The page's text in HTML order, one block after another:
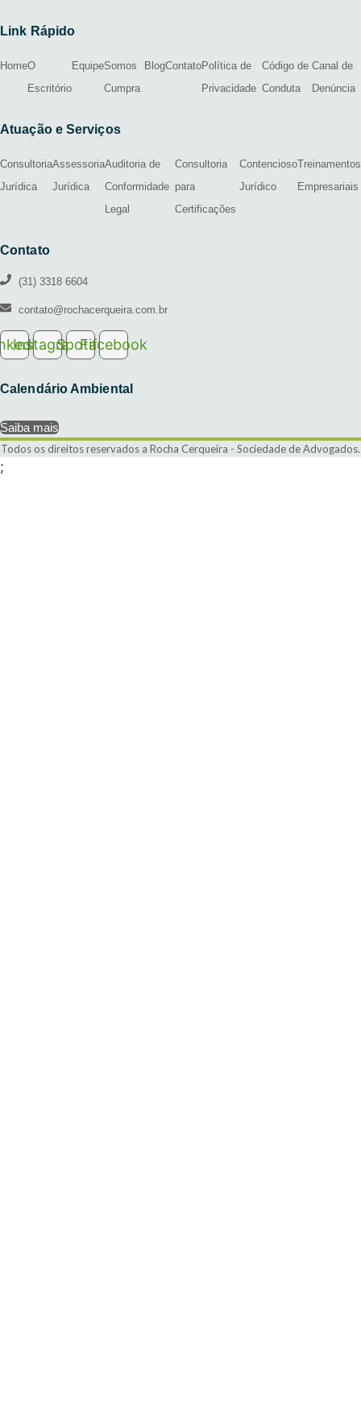
Link Rápido
HomeO
Escritório
EquipeSomos
Cumpra
BlogContatoPolítica de
Privacidade
Código de
Conduta
Canal de
Denúncia
Atuação e Serviços
Consultoria
Jurídica
Assessoria
Jurídica
Auditoria de
Conformidade
Legal
Consultoria
para
Certificações
Contencioso
Jurídico
Treinamentos
Empresariais
Contato
(31) 3318 6604
contato@rochacerqueira.com.br
Instagram
SpotifyFacebook
Calendário Ambiental
Saiba mais
Todos os direitos reservados a Rocha Cerqueira - Sociedade de Advogados.
;